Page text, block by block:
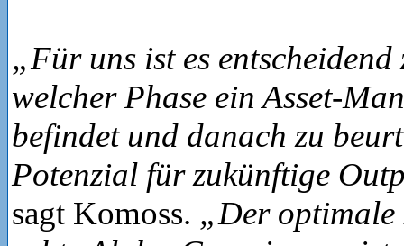
„Für uns ist es entscheidend
welcher Phase ein Asset-
befindet und danach zu
Potenzial für zukünftige
sagt Komoss. „Der